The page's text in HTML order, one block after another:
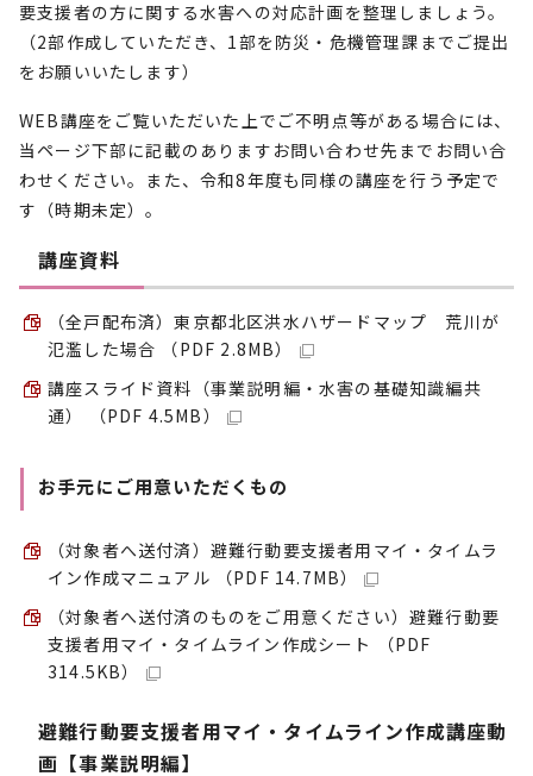
要支援者の方に関する水害への対応計画を整理しましょう。
（2部作成していただき、1部を防災・危機管理課までご提出
をお願いいたします）
WEB講座をご覧いただいた上でご不明点等がある場合には、
当ページ下部に記載のありますお問い合わせ先までお問い合
わせください。また、令和8年度も同様の講座を行う予定で
す（時期未定）。
講座資料
（全戸配布済）東京都北区洪水ハザードマップ 荒川が
氾濫した場合 （PDF 2.8MB）
講座スライド資料（事業説明編・水害の基礎知識編共
通） （PDF 4.5MB）
お手元にご用意いただくもの
（対象者へ送付済）避難行動要支援者用マイ・タイムラ
イン作成マニュアル （PDF 14.7MB）
（対象者へ送付済のものをご用意ください）避難行動要
支援者用マイ・タイムライン作成シート （PDF
314.5KB）
避難行動要支援者用マイ・タイムライン作成講座動
画【事業説明編】